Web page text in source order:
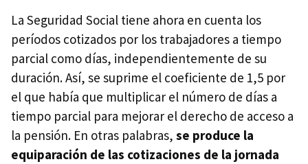
La Seguridad Social tiene ahora en cuenta los
períodos cotizados por los trabajadores a tiempo
parcial como días, independientemente de su
duración. Así, se suprime el coeficiente de 1,5 por
el que había que multiplicar el número de días a
tiempo parcial para mejorar el derecho de acceso a
la pensión. En otras palabras, se produce la
equiparación de las cotizaciones de la jornada